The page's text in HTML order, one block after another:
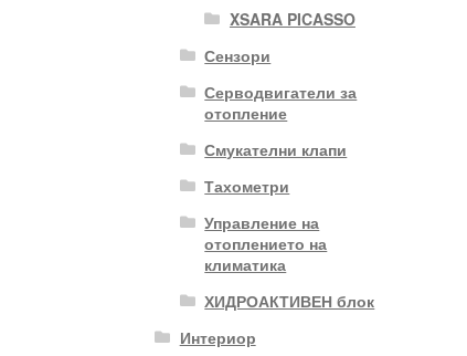
XSARA PICASSO
Сензори
Серводвигатели за
отопление
Смукателни клапи
Тахометри
Управление на
отоплението на
климатика
ХИДРОАКТИВЕН блок
Интериор